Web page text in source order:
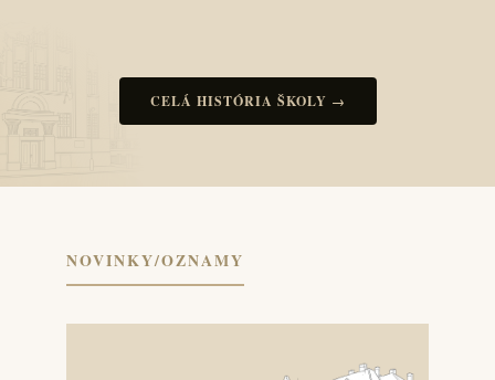
CELÁ HISTÓRIA ŠKOLY →
NOVINKY/OZNAMY